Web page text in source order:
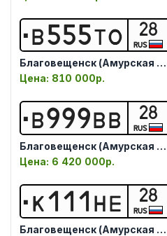
В555ТО 28
RUS
Благовещенск (Амурская обл.)
Цена: 810 000р.
В999ВВ 28
RUS
Благовещенск (Амурская обл.)
Цена: 6 420 000р.
К1 1 1 НЕ 28
RUS
Благовещенск (Амурская обл.)